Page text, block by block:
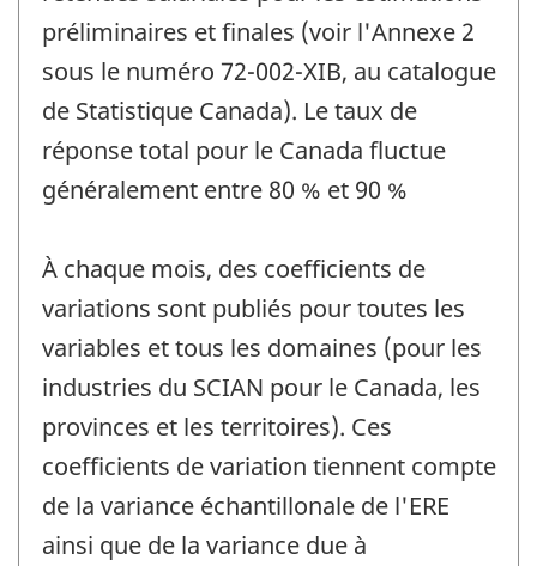
préliminaires et finales (voir l'Annexe 2
sous le numéro 72-002-XIB, au catalogue
de Statistique Canada). Le taux de
réponse total pour le Canada fluctue
généralement entre 80 % et 90 %
À chaque mois, des coefficients de
variations sont publiés pour toutes les
variables et tous les domaines (pour les
industries du SCIAN pour le Canada, les
provinces et les territoires). Ces
coefficients de variation tiennent compte
de la variance échantillonale de l'ERE
ainsi que de la variance due à